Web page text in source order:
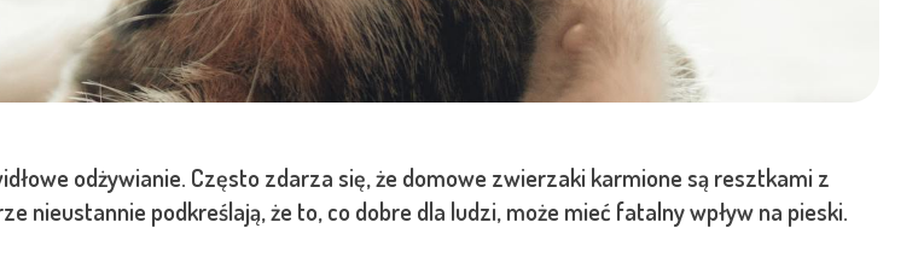
odżywianie. Często zdarza się, że domowe zwierzaki karmione są resztkami z
nieustannie podkreślają, że to, co dobre dla ludzi, może mieć fatalny wpływ na pieski.